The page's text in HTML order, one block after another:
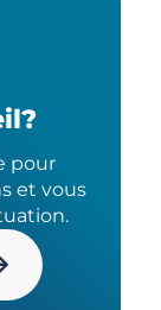
pour
et vous